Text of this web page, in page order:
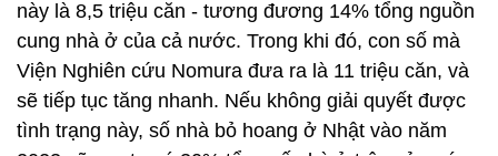
này là 8,5 triệu căn - tương đương 14% tổng nguồn
cung nhà ở của cả nước. Trong khi đó, con số mà
Viện Nghiên cứu Nomura đưa ra là 11 triệu căn, và
sẽ tiếp tục tăng nhanh. Nếu không giải quyết được
tình trạng này, số nhà bỏ hoang ở Nhật vào năm